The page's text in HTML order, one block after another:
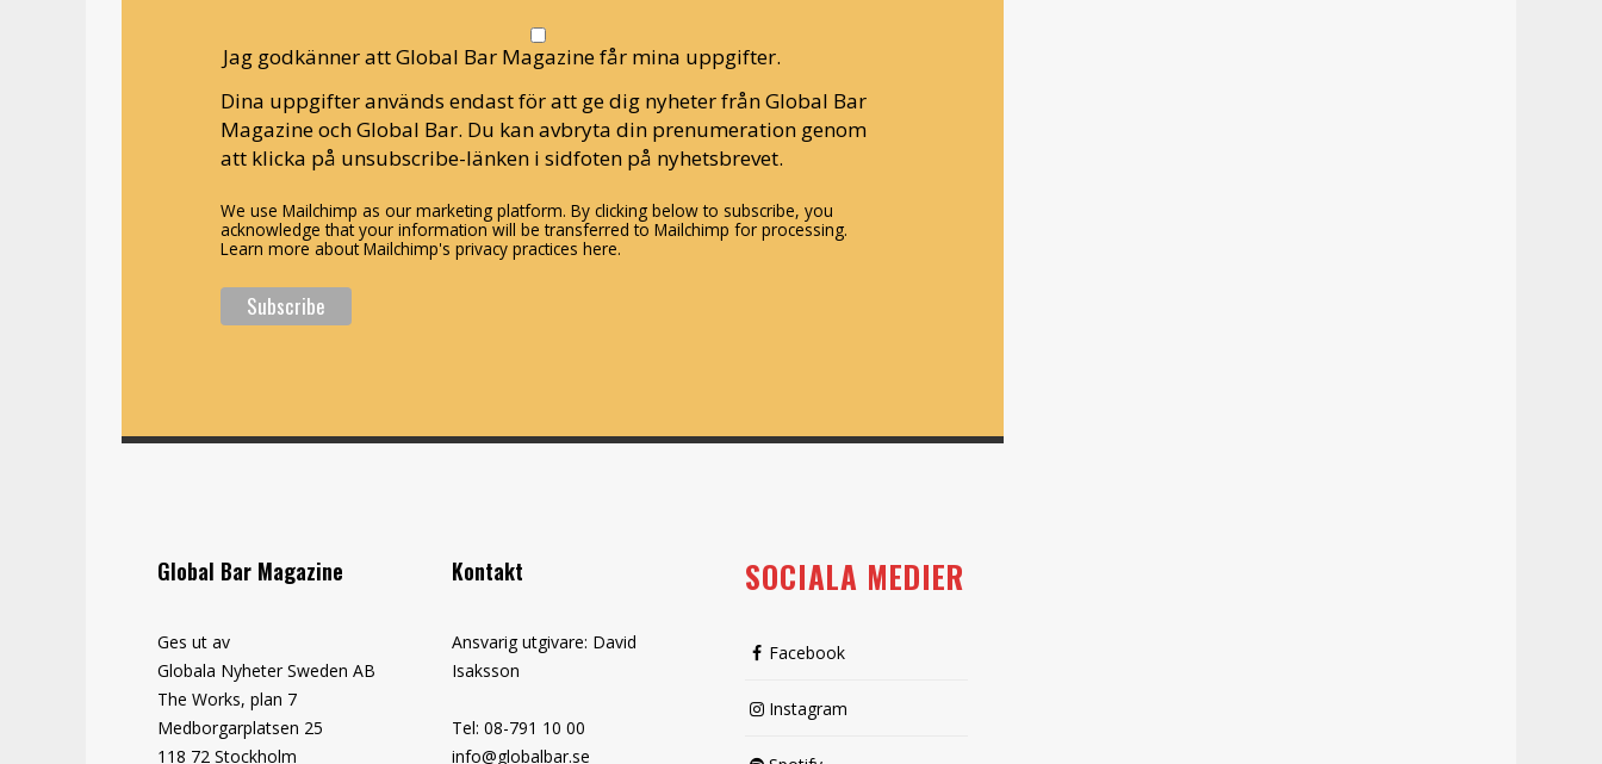
Jag godkänner att Global Bar Magazine får mina uppgifter.
Dina uppgifter används endast för att ge dig nyheter från Global Bar
Magazine och Global Bar. Du kan avbryta din prenumeration genom
att klicka på unsubscribe-länken i sidfoten på nyhetsbrevet.
We use Mailchimp as our marketing platform. By clicking below to subscribe, you
acknowledge that your information will be transferred to Mailchimp for processing.
Learn more about Mailchimp's privacy practices here.
Global Bar Magazine
Ges ut av
Globala Nyheter Sweden AB
The Works, plan 7
Medborgarplatsen 25
118 72 Stockholm
Kontakt
Ansvarig utgivare: David
Isaksson
Tel: 08-791 10 00
info@globalbar.se
SOCIALA MEDIER
Facebook
Instagram